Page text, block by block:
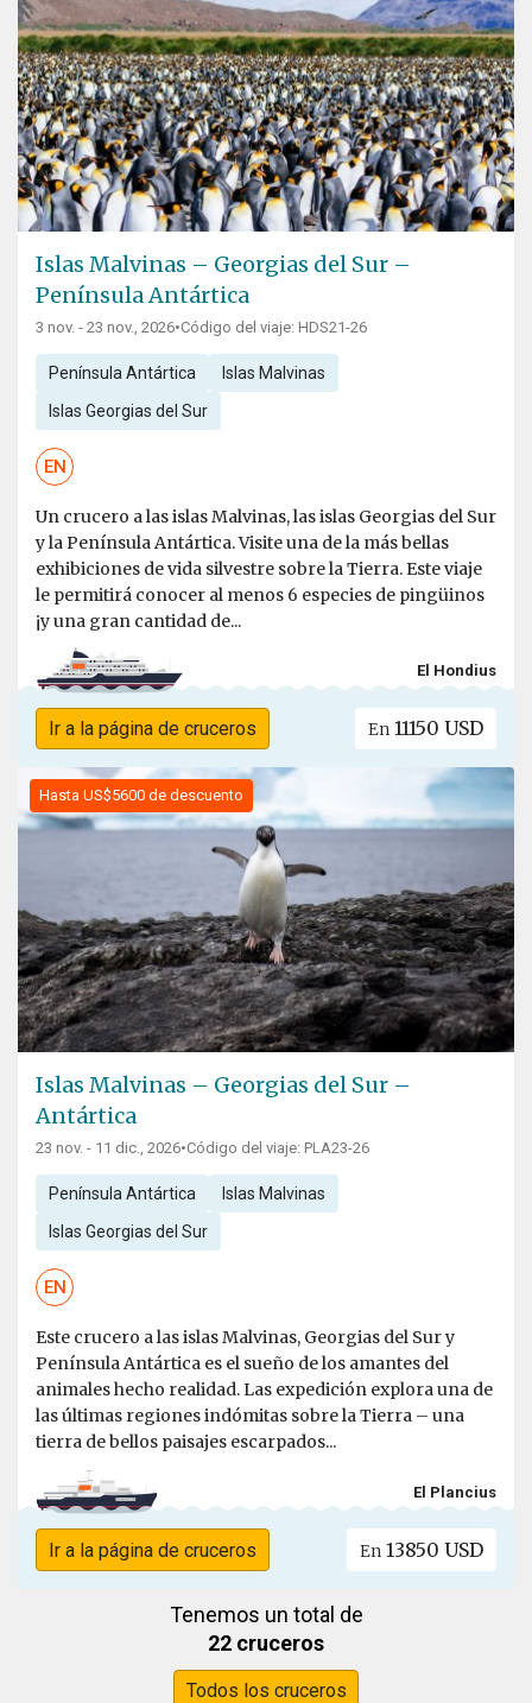
Islas Malvinas – Georgias del Sur –
Península Antártica
3 nov. - 23 nov., 2026•Código del viaje: HDS21-26
Península Antártica Islas Malvinas
Islas Georgias del Sur
EN
Un crucero a las islas Malvinas, las islas Georgias del Sur
y la Península Antártica. Visite una de la más bellas
exhibiciones de vida silvestre sobre la Tierra. Este viaje
le permitirá conocer al menos 6 especies de pingüinos
¡y una gran cantidad de...
El Hondius
Ir a la página de cruceros En 11150 USD
Hasta US$5600 de descuento
Islas Malvinas – Georgias del Sur –
Antártica
23 nov. - 11 dic., 2026•Código del viaje: PLA23-26
Península Antártica Islas Malvinas
Islas Georgias del Sur
EN
Este crucero a las islas Malvinas, Georgias del Sur y
Península Antártica es el sueño de los amantes del
animales hecho realidad. Las expedición explora una de
las últimas regiones indómitas sobre la Tierra – una
tierra de bellos paisajes escarpados...
El Plancius
Ir a la página de cruceros En 13850 USD
Tenemos un total de
22 cruceros
Todos los cruceros